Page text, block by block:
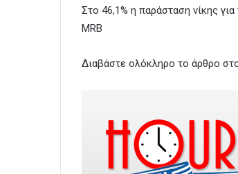
Στο 46,1% η παράσταση νίκης
MRB
Διαβάστε ολόκληρο το άρθρο